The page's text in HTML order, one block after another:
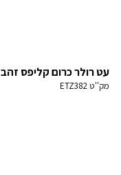
עט רולר כרום קליפס זהב
מק''טETZ382